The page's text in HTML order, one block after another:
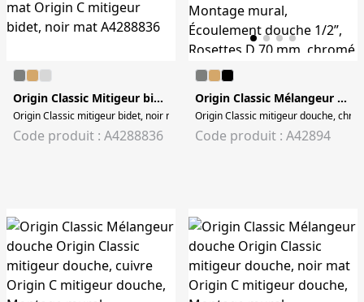
Origin Classic Mitigeur bidet, bec orientable
Origin Classic mitigeur bidet, noir mat Origin C mitigeur bidet, noir mat
Code produit : A4288836
Origin Classic Mélangeur douche
Origin Classic mitigeur douche,
Code produit : A42894